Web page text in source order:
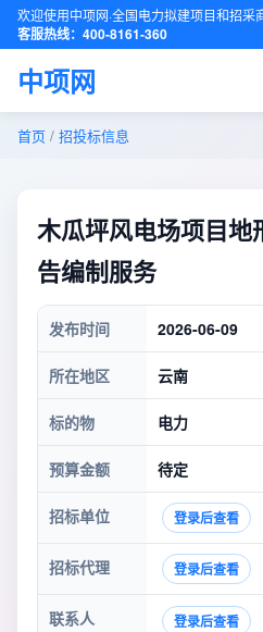
欢迎使用中项网·全国电力拟建项目和招采
客服热线：400-8161-360
中项网
首页 / 招投标信息
木瓜坪风电场项目地
告编制服务
发布时间 2026-06-09
所在地区 云南
标的物 电力
预算金额 待定
招标单位 登录后查看
招标代理 登录后查看
联系人 登录后查看